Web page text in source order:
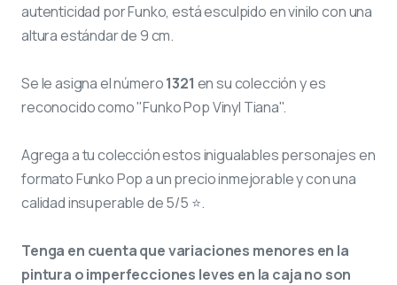
autenticidad por Funko, está esculpido en vinilo con una
altura estándar de 9 cm.
Se le asigna el número1321 en su colección y es
reconocido como "Funko Pop Vinyl Tiana".
Agrega a tu colección estos inigualables personajes en
formato Funko Pop a un precio inmejorable y con una
calidad insuperable de 5/5 ⭐.
Tenga en cuenta que variaciones menores en la
pintura o imperfecciones leves en la caja no son